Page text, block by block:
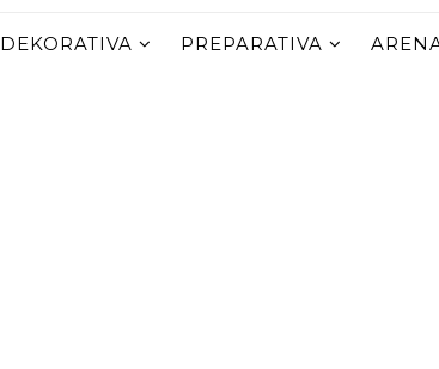
DEKORATIVA PREPARATIVA